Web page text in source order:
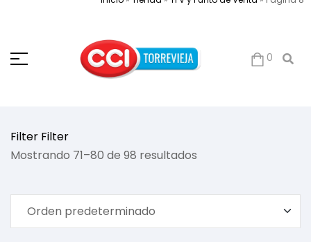
0
Filter Filter
Mostrando 71–80 de 98 resultados